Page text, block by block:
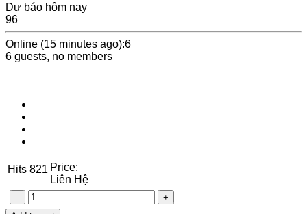
Dự báo hôm nay
96
Online (15 minutes ago):6
6 guests, no members
Hits 821 Price:
Liên Hệ